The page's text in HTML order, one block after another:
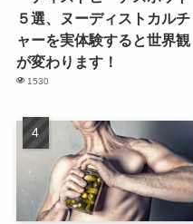
５選、ヌーディストカルチ
ャーを実体験すると世界観
が変わります！
1530